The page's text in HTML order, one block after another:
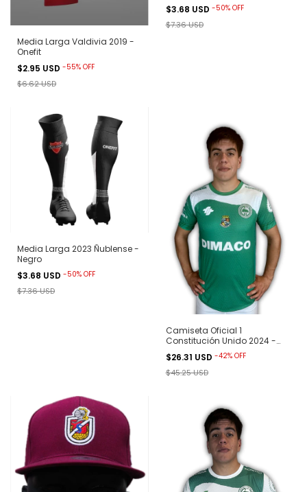
Media Larga Valdivia 2019 -
Onefit
$2.95 USD -55% OFF
$6.62 USD
$3.68 USD -50% OFF
$7.36 USD
Media Larga 2023 Ñublense -
Negro
$3.68 USD -50% OFF
$7.36 USD
Camiseta Oficial 1
Constitución Unido 2024 -
Verde
$26.31 USD -42% OFF
$45.25 USD